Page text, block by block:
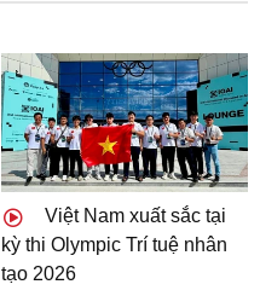
Việt Nam xuất sắc tại
kỳ thi Olympic Trí tuệ nhân
tạo 2026